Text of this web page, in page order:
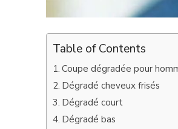
Table of Contents
Coupe dégradée pour
Dégradé cheveux frisés
Dégradé court
Dégradé bas